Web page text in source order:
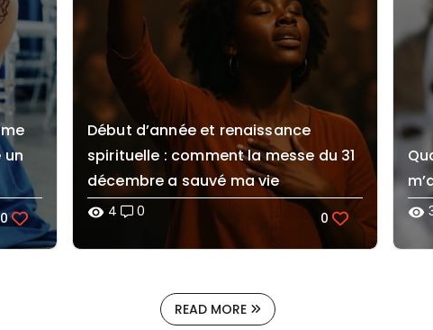
un
0
Début d’année et renaissance
spirituelle : comment la messe du 31
décembre a sauvé ma vie
visibility4 0 0 visibility
READ MORE